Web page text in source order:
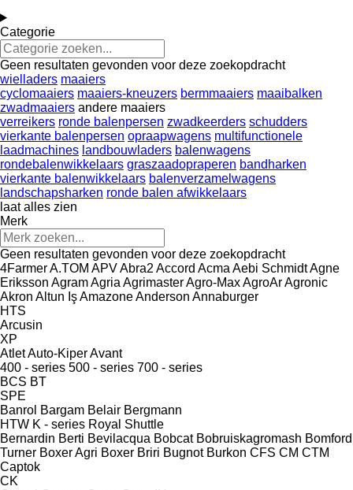
Categorie
Geen resultaten gevonden voor deze zoekopdracht
wielladers maaiers
cyclomaaiers maaiers-kneuzers bermmaaiers maaibalken
zwadmaaiers andere maaiers
verreikers ronde balenpersen zwadkeerders schudders
vierkante balenpersen opraapwagens multifunctionele
laadmachines landbouwladers balenwagens
rondebalenwikkelaars graszaadopraperen bandharken
vierkante balenwikkelaars balenverzamelwagens
landschapsharken ronde balen afwikkelaars
laat alles zien
Merk
Geen resultaten gevonden voor deze zoekopdracht
4FarmerA.TOM APVAbra2 Accord Acma Aebi SchmidtAgne
Eriksson AgramAgria AgrimasterAgro-MaxAgroArAgronic
Akron Altun IşAmazoneAnderson Annaburger
HTS
Arcusin
XP
AtletAuto-KiperAvant
400 - series 500 - series 700 - series
BCS BT
SPE
Banrol Bargam Belair Bergmann
HTW K - series Royal Shuttle
Bernardin Berti Bevilacqua Bobcat Bobruiskagromash Bomford
Turner Boxer Agri Boxer Briri Bugnot Burkon CFS CM CTM
Captok
CK